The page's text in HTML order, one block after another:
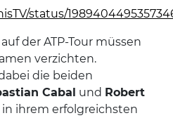
status/
der ATP-Tour müssen
verzichten.
die beiden
Cabal und Robert
ihrem erfolgreichsten